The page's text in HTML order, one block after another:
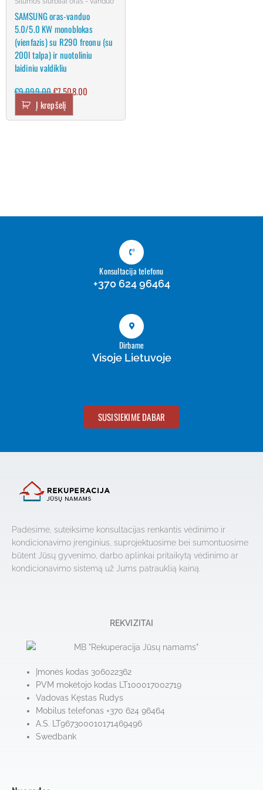
SAMSUNG oras-vanduo
5.0/5.0 KW monoblokas
(vienfazis) su R290 freonu (su
200l talpa) ir nuotoliniu
laidiniu valdikliu
€9,099.00€7,508.00
Į krepšelį
Konsultacija telefonu
+370 624 96464
Dirbame
Visoje Lietuvoje
SUSISIEKIME DABAR
Padėsime, suteiksime konsultacijas renkantis vėdinimo ir
kondicionavimo įrenginius, suprojektuosime bei sumontuosime
būtent Jūsų gyvenimo, darbo aplinkai pritaikytą vėdinimo ar
kondicionavimo sistemą už Jums patrauklią kainą.
REKVIZITAI
Įmonės kodas 306022362
PVM mokėtojo kodas LT100017002719
Vadovas Kęstas Rudys
Mobilus telefonas +370 624 96464
A.S. LT967300010171469496
Swedbank